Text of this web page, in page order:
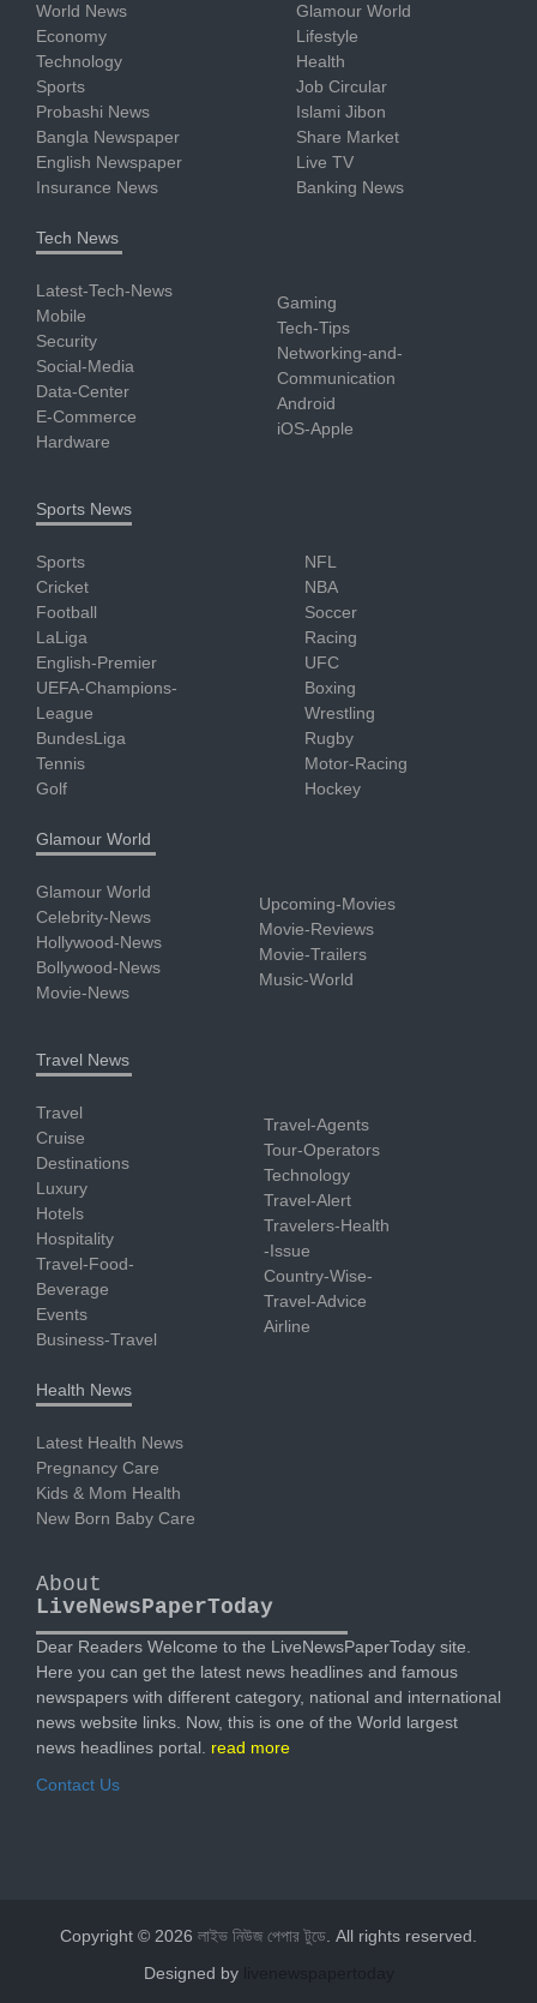
World News
Economy
Technology
Sports
Probashi News
Bangla Newspaper
English Newspaper
Insurance News
Glamour World
Lifestyle
Health
Job Circular
Islami Jibon
Share Market
Live TV
Banking News
Tech News
Latest-Tech-News
Mobile
Security
Social-Media
Data-Center
E-Commerce
Hardware
Gaming
Tech-Tips
Networking-and-
Communication
Android
iOS-Apple
Sports News
Sports
Cricket
Football
LaLiga
English-Premier
UEFA-Champions-
League
BundesLiga
Tennis
Golf
NFL
NBA
Soccer
Racing
UFC
Boxing
Wrestling
Rugby
Motor-Racing
Hockey
Glamour World
Glamour World
Celebrity-News
Hollywood-News
Bollywood-News
Movie-News
Upcoming-Movies
Movie-Reviews
Movie-Trailers
Music-World
Travel News
Travel
Cruise
Destinations
Luxury
Hotels
Hospitality
Travel-Food-
Beverage
Events
Business-Travel
Travel-Agents
Tour-Operators
Technology
Travel-Alert
Travelers-Health
-Issue
Country-Wise-
Travel-Advice
Airline
Health News
Latest Health News
Pregnancy Care
Kids & Mom Health
New Born Baby Care
About
LiveNewsPaperToday
Dear Readers Welcome to the LiveNewsPaperToday site.
Here you can get the latest news headlines and famous
newspapers with different category, national and international
news website links. Now, this is one of the World largest
news headlines portal. read more
Contact Us
Copyright © 2026 লাইভ নিউজ পেপার টুডে . All rights reserved.
Designed by